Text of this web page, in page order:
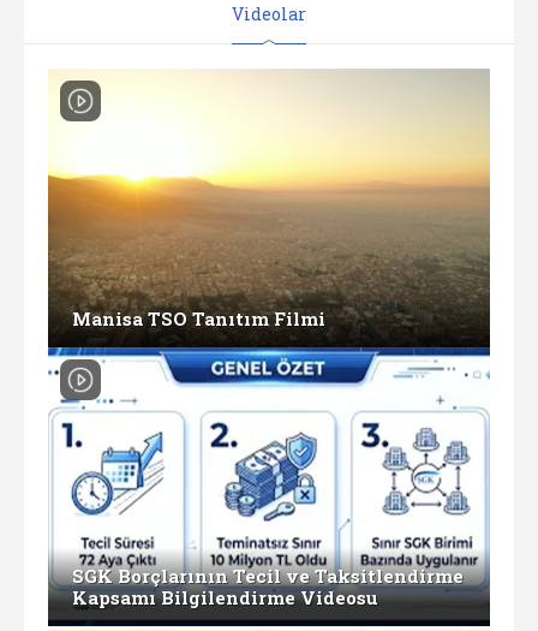
Videolar
Manisa TSO Tanıtım Filmi
SGK Borçlarının Tecil ve Taksitlendirme
Kapsamı Bilgilendirme Videosu